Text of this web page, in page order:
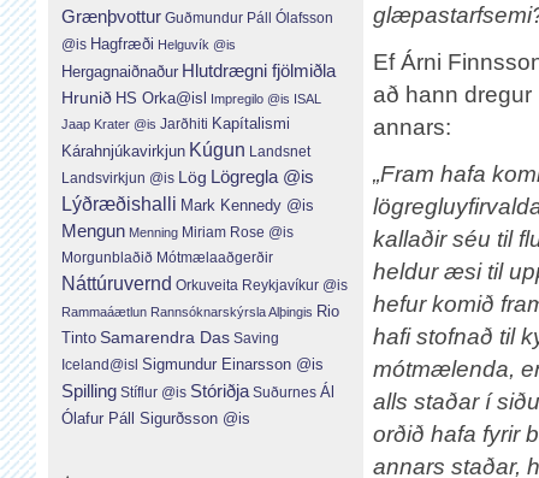
Ef Árni
að hann
annars:
„Fram hafa
kallaðir séu til
heldur æsi til
hefur komið
hafi stofnað til
mótmælenda,
alls staðar í
orðið hafa fyrir
annars staðar,
Grænþvottur Guðmundur Páll Ólafsson
@is Hagfræði Helguvík @is
Hergagnaiðnaður Hlutdrægni fjölmiðla
Hrunið HS Orka@isl Impregilo @is ISAL
Jaap Krater @is Jarðhiti Kapítalismi
Kárahnjúkavirkjun Kúgun Landsnet
Landsvirkjun @is Lög Lögregla @is
Lýðræðishalli Mark Kennedy @is
Mengun Menning Miriam Rose @is
Morgunblaðið Mótmælaaðgerðir
Náttúruvernd Orkuveita Reykjavíkur @is
Rammaáætlun Rannsóknarskýrsla Alþingis Rio
Tinto Samarendra Das Saving
Iceland@isl Sigmundur Einarsson @is
Spilling Stíflur @is Stóriðja Suðurnes Ál
Ólafur Páll Sigurðsson @is